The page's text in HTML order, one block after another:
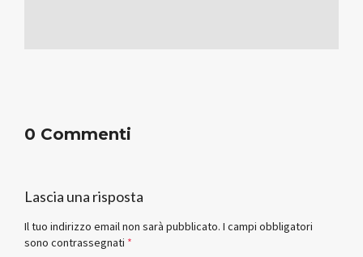
0 Commenti
Lascia una risposta
Il tuo indirizzo email non sarà pubblicato. I campi obbligatori
sono contrassegnati *